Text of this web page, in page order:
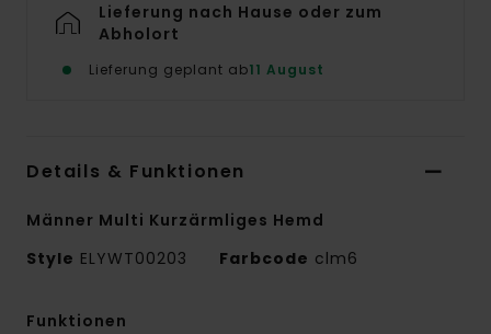
Lieferung nach Hause oder zum
Abholort
Lieferung geplant ab11 August
Details & Funktionen
Männer Multi Kurzärmliges Hemd
Style ELYWT00203 Farbcode clm6
Funktionen